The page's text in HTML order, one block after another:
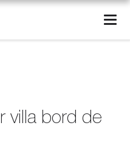
villa bord de